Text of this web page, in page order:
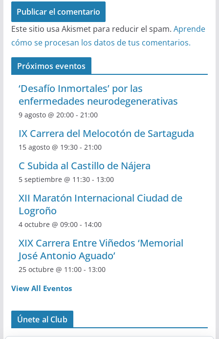
Este sitio usa Akismet para reducir el spam. Aprende
cómo se procesan los datos de tus comentarios.
Próximos eventos
‘Desafío Inmortales’ por las
enfermedades neurodegenerativas
9 agosto @ 20:00- 21:00
IX Carrera del Melocotón de Sartaguda
15 agosto @ 19:30- 21:00
C Subida al Castillo de Nájera
5 septiembre @ 11:30- 13:00
XII Maratón Internacional Ciudad de
Logroño
4 octubre @ 09:00- 14:00
XIX Carrera Entre Viñedos ‘Memorial
José Antonio Aguado’
25 octubre @ 11:00- 13:00
View All Eventos
Únete al Club